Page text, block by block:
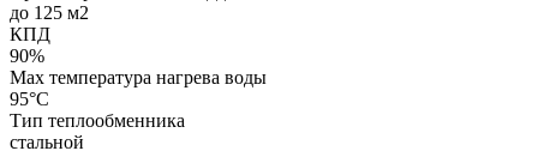
до 125 м2
КПД
90%
Max температура нагрева воды
95°С
Тип теплообменника
стальной